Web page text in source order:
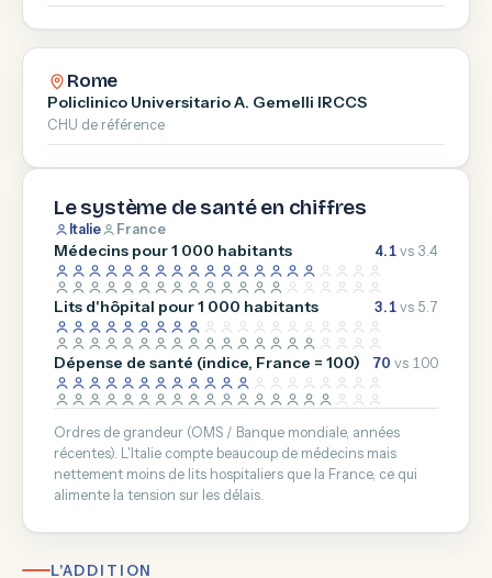
Rome
Policlinico Universitario A. Gemelli IRCCS
CHU de référence
Le système de santé en chiffres
Italie France
Médecins pour 1 000 habitants 4.1vs 3.4
Lits d'hôpital pour 1 000 habitants 3.1vs 5.7
Dépense de santé (indice, France = 100) 70 vs 100
Ordres de grandeur (OMS / Banque mondiale, années
récentes). L'Italie compte beaucoup de médecins mais
nettement moins de lits hospitaliers que la France, ce qui
alimente la tension sur les délais.
L'ADDITION